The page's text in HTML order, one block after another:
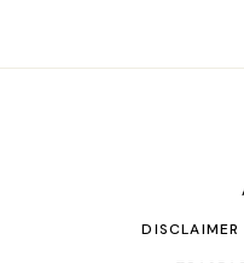
DISCLAIMER